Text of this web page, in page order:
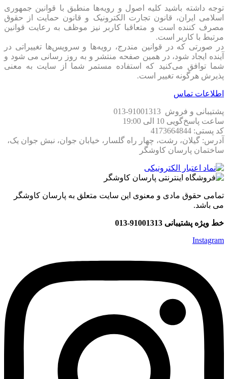
توجه داشته باشید کلیه اصول و رویه‏‌ها منطبق با قوانین جمهوری
اسلامی ایران، قانون تجارت الکترونیک و قانون حمایت از حقوق
مصرف کننده است و متعاقبا کاربر نیز موظف به رعایت قوانین
مرتبط با کاربر است.
در صورتی که در قوانین مندرج، رویه‏‌ها و سرویس‏‌ها تغییراتی در
آینده ایجاد شود، در همین صفحه منتشر و به روز رسانی می شود و
شما توافق می‏‌کنید که استفاده مستمر شما از سایت به معنی
پذیرش هرگونه تغییر است.
اطلاعات تماس
پشتیبانی و فروش 91001313-013
ساعت پاسخ‌گویی 10 الی 19:00
کد پستی: 4173664844
آدرس: گیلان، رشت، چهار راه گلسار، خیابان جوان، نبش جوان یک،
ساختمان پارسان کاوشگر
تمامی حقوق مادی و معنوی این سایت متعلق به پارسان کاوشگر
می باشد.
خط ویژه پشتیبانی 91001313-013
Instagram